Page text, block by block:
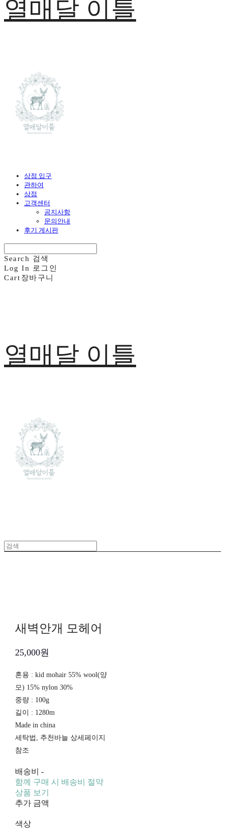
열매달 이틀
상점 입구
관하여
상점
고객센터
공지사항
문의안내
후기 게시판
Search 검색
Log In
로그인
Cart 장바구니
열매달 이틀
새벽안개 모헤어
25,000원
혼용 : kid mohair 55% wool(양
모) 15% nylon 30%
중량 : 100g
길이 : 1280m
Made in china
세탁법, 추천바늘 상세페이지
참조
배송비 -
함께 구매 시 배송비 절약
상품 보기
추가 금액
색상